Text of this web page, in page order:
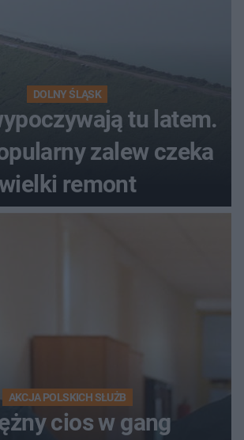
DOLNY ŚLĄSK
tu latem.
zalew czeka
remont
AKCJA POLSKICH SŁUŻB
cios w gang